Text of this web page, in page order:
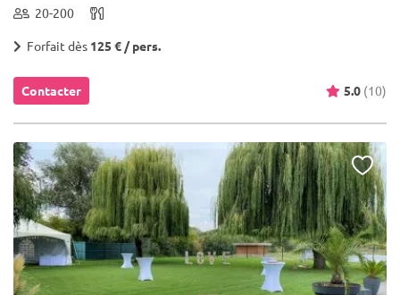
20-200
Forfait dès 125 € / pers.
Contacter 5.0 (10)